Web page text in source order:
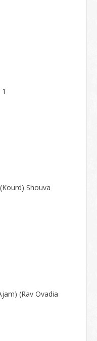
Shouva
(Rav Ovadia